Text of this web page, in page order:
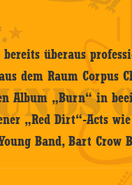
überaus
dem Raum
Album „Burn“ in
„Red Dirt“-Acts
Band, Bart